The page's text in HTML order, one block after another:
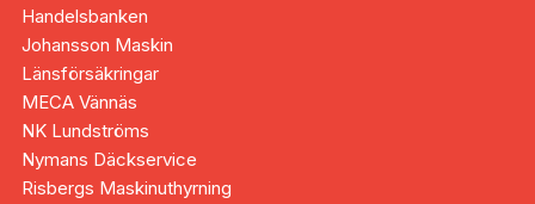
Handelsbanken
Johansson Maskin
Länsförsäkringar
MECA Vännäs
NK Lundströms
Nymans Däckservice
Risbergs Maskinuthyrning